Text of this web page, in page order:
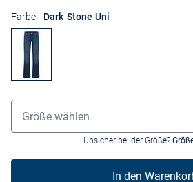
Farbe: Dark Stone Uni
Grössenauswahl
Größe wählen
Unsicher bei der Größe?
In den